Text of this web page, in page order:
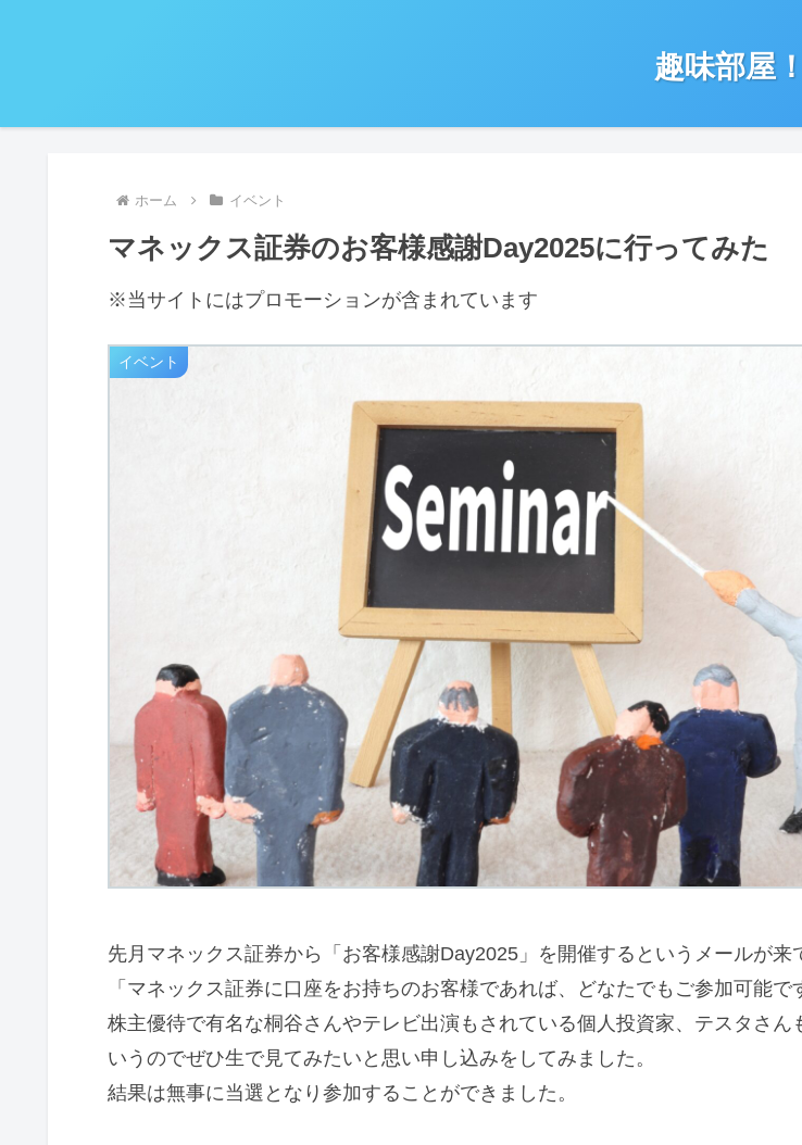
趣味部屋！
ホーム イベント
マネックス証券のお客様感謝Day2025に行ってみた
※当サイトにはプロモーションが含まれています
イベント
先月マネックス証券から「お客様感謝Day2025」を開催するというメールが来
「マネックス証券に口座をお持ちのお客様であれば、どなたでもご参加可能で
株主優待で有名な桐谷さんやテレビ出演もされている個人投資家、テスタさん
いうのでぜひ生で見てみたいと思い申し込みをしてみました。
結果は無事に当選となり参加することができました。